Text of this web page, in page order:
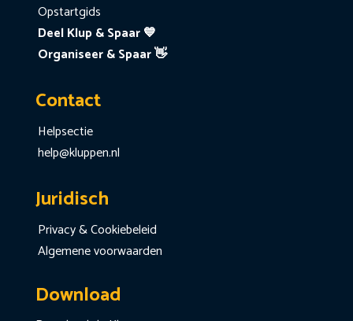
Opstartgids
Deel Klup & Spaar 💙
Organiseer & Spaar 👋
Contact
Helpsectie
help@kluppen.nl
Juridisch
Privacy & Cookiebeleid
Algemene voorwaarden
Download